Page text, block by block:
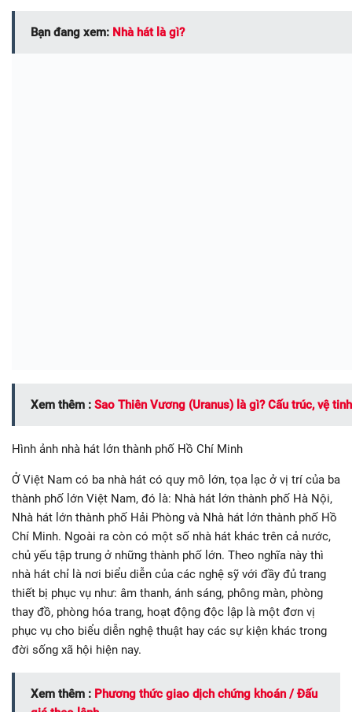
Bạn đang xem: Nhà hát là gì?
Xem thêm : Sao Thiên Vương (Uranus) là gì? Cấu trúc, vệ
Hình ảnh nhà hát lớn thành phố Hồ Chí Minh
Ở Việt Nam có ba nhà hát có quy mô lớn, tọa lạc ở vị trí của ba
thành phố lớn Việt Nam, đó là: Nhà hát lớn thành phố Hà Nội,
Nhà hát lớn thành phố Hải Phòng và Nhà hát lớn thành phố Hồ
Chí Minh. Ngoài ra còn có một số nhà hát khác trên cả nước,
chủ yếu tập trung ở những thành phố lớn. Theo nghĩa này thì
nhà hát chỉ là nơi biểu diễn của các nghệ sỹ với đầy đủ trang
thiết bị phục vụ như: âm thanh, ánh sáng, phông màn, phòng
thay đồ, phòng hóa trang, hoạt động độc lập là một đơn vị
phục vụ cho biểu diễn nghệ thuật hay các sự kiện khác trong
đời sống xã hội hiện nay.
Xem thêm : Phương thức giao dịch chứng khoán / Đấu